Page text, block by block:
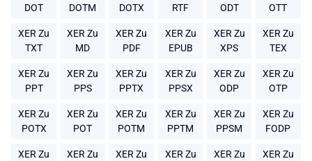
DOT
DOTM
DOTX
RTF
ODT
OTT
XER Zu
TXT
XER Zu
MD
XER Zu
PDF
XER Zu
EPUB
XER Zu
XPS
XER Zu
TEX
XER Zu
PPT
XER Zu
PPS
XER Zu
PPTX
XER Zu
PPSX
XER Zu
ODP
XER Zu
OTP
XER Zu
POTX
XER Zu
POT
XER Zu
POTM
XER Zu
PPTM
XER Zu
PPSM
XER Zu
FODP
XER Zu
XER Zu
XER Zu
XER Zu
XER Zu
XER Zu